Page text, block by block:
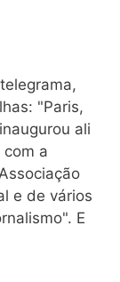
"Paris,
ali
com a
e de vários
E